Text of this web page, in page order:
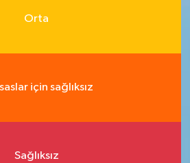
Orta
için sağlıksız
Sağlıksız